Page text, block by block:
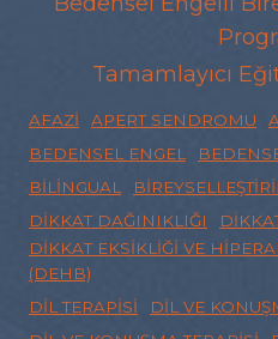
Tamamlayıcı
AFAZI APERT SENDROMU
BEDENSEL ENGEL
BILINGUAL
DIKKAT DAĞINIKLIĞI
DIKKAT EKSIKLIĞI VE
(DEHB)
DIL TERAPISI
DIL VE